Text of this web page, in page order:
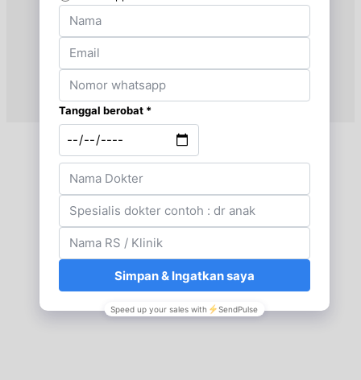
Kamis, 03/09/2026
Jam 18:00 - 19:00